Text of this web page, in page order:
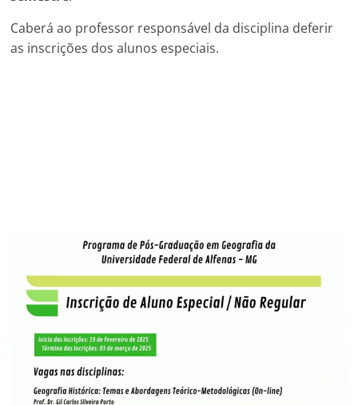
Caberá ao professor responsável da disciplina deferir
as inscrições dos alunos especiais.